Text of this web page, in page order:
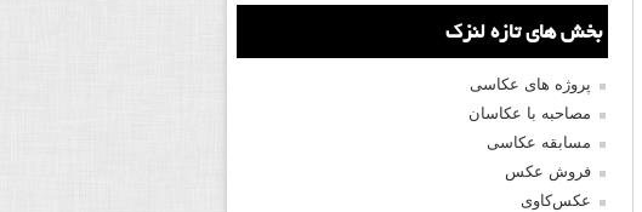
بخش های تازه لنزک
پروژه های عکاسی
مصاحبه با عکاسان
مسابقه عکاسی
فروش عکس
عکس‌کاوی